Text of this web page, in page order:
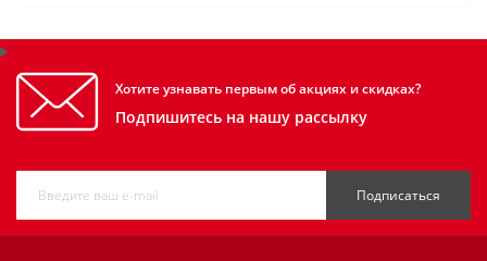
Хотите узнавать первым об акциях и скидках?
Подпишитесь на нашу рассылку
Подписаться